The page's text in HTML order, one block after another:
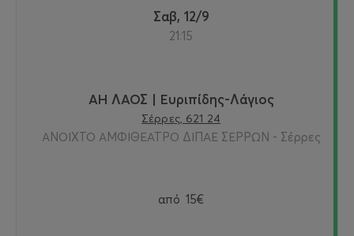
Σαβ, 12/9
21:15
ΑΗ ΛΑΟΣ | Ευριπίδης-Λάγιος
Σέρρες, 621 24
ΑΝΟΙΧΤΟ ΑΜΦΙΘΕΑΤΡΟ ΔΙΠΑΕ ΣΕΡΡΩΝ - Σέρρες
από 15€